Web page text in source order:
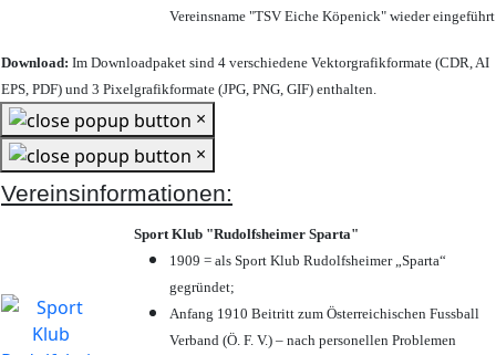
Vereinsname "TSV Eiche Köpenick" wieder eingeführt
Download: Im Downloadpaket sind 4 verschiedene Vektorgrafikformate (CDR, AI
EPS, PDF) und 3 Pixelgrafikformate (JPG, PNG, GIF) enthalten.
×
×
Vereinsinformationen:
Sport Klub "Rudolfsheimer Sparta"
1909 = als Sport Klub Rudolfsheimer „Sparta“
gegründet;
Anfang 1910 Beitritt zum Österreichischen Fussball
Verband (Ö. F. V.) – nach personellen Problemen